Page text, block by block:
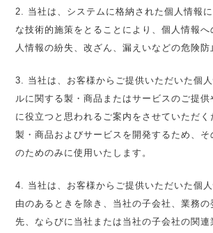
2. 当社は、システムに格納された個人情報
な技術的施策をとることにより、個人情報へ
人情報の紛失、改ざん、漏えいなどの危険防
3. 当社は、お客様からご提供いただいた個
ルに関する製・商品またはサービスのご提供
に役立つと思われるご案内をさせていただく
製・商品およびサービスを開発するため、そ
のためのみに使用いたします。
4. 当社は、お客様からご提供いただいた個
由のあるときを除き、当社の子会社、業務
先、ならびに当社または当社の子会社の関